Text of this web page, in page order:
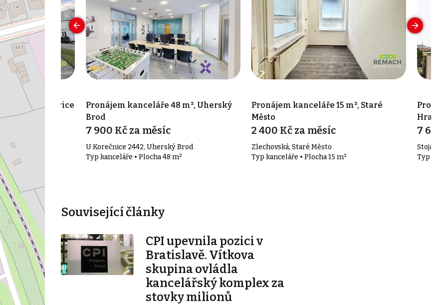
500 m², Kunovice
m²
Pronájem kanceláře 48 m², Uherský
Brod
7 900 Kč za měsíc
U Korečnice 2442, Uherský Brod
Typ kanceláře • Plocha 48 m²
Pronájem kanceláře 15 m², Staré
Město
2 400 Kč za měsíc
Zlechovská, Staré Město
Typ kanceláře • Plocha 15 m²
7 658
Typ
Související články
CPI upevnila pozici v
Bratislavě. Vítkova
skupina ovládla
kancelářský komplex za
stovky milionů